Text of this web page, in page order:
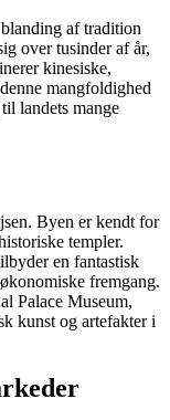
af tradition
over tusinder af år,
kinesiske,
mangfoldighed
landets mange
Byen er kendt for
templer.
en fantastisk
fremgang.
Palace Museum,
kunst og artefakter i